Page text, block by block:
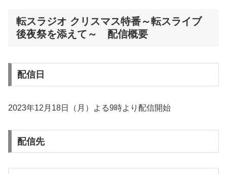
転スラジオ クリスマス特番～転スライブ
後夜祭を添えて～ 配信概要
配信日
2023年12月18日（月）よる9時より配信開始
配信先